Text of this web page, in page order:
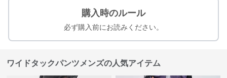
購入時のルール
必ず購入前にお読みください。
ワイドタックパンツメンズの人気アイテム